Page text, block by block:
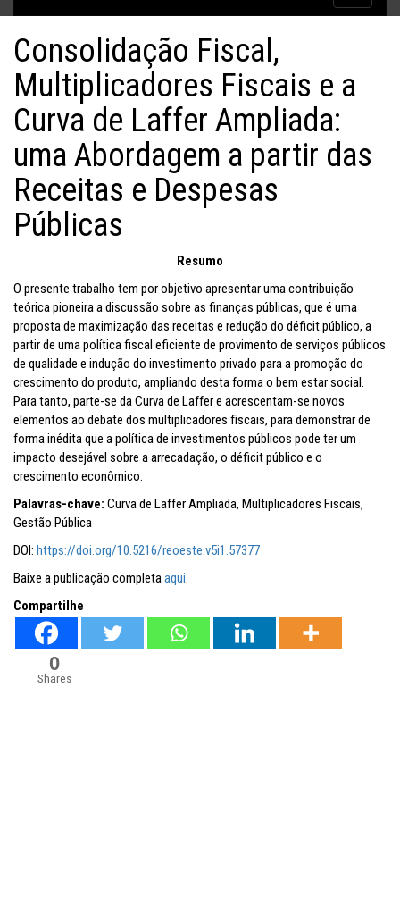
Consolidação Fiscal,
Multiplicadores Fiscais e a
Curva de Laffer Ampliada:
uma Abordagem a partir das
Receitas e Despesas
Públicas
Resumo
O presente trabalho tem por objetivo apresentar uma contribuição
teórica pioneira a discussão sobre as finanças públicas, que é uma
proposta de maximização das receitas e redução do déficit público, a
partir de uma política fiscal eficiente de provimento de serviços públicos
de qualidade e indução do investimento privado para a promoção do
crescimento do produto, ampliando desta forma o bem estar social.
Para tanto, parte-se da Curva de Laffer e acrescentam-se novos
elementos ao debate dos multiplicadores fiscais, para demonstrar de
forma inédita que a política de investimentos públicos pode ter um
impacto desejável sobre a arrecadação, o déficit público e o
crescimento econômico.
Palavras-chave: Curva de Laffer Ampliada, Multiplicadores Fiscais,
Gestão Pública
DOI: https://doi.org/10.5216/reoeste.v5i1.57377
Baixe a publicação completaaqui.
Compartilhe
0
Shares